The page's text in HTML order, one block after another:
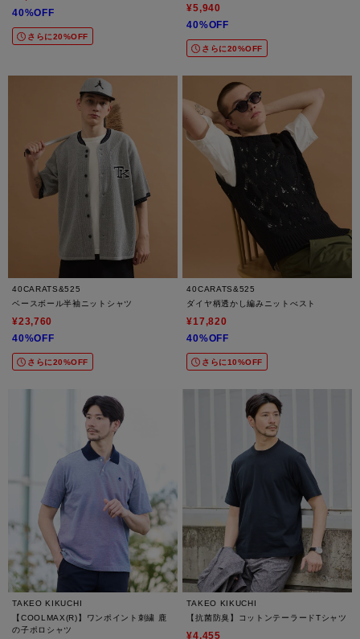
40%OFF
さらに20%OFF
¥5,940
40%OFF
さらに20%OFF
40CARATS&525
ベースボール半袖ニットシャツ
¥23,760
40%OFF
さらに20%OFF
40CARATS&525
ダイヤ柄透かし編みニットべスト
¥17,820
40%OFF
さらに10%OFF
TAKEO KIKUCHI
【COOLMAX(R)】ワンポイント刺繍 鹿
の子ポロシャツ
TAKEO KIKUCHI
【抗菌防臭】コットンテーラードTシャツ
¥4,455